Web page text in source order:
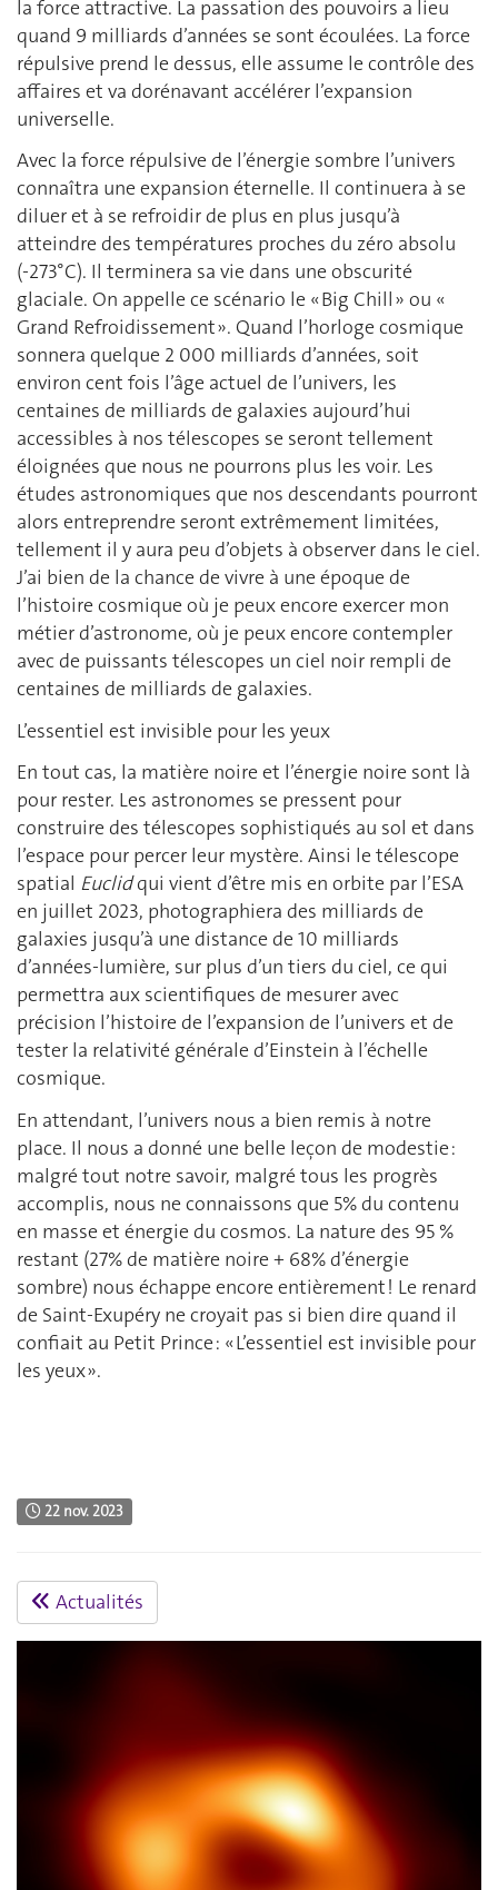
la force attractive. La passation des pouvoirs a lieu
quand 9 milliards d’années se sont écoulées. La force
répulsive prend le dessus, elle assume le contrôle des
affaires et va dorénavant accélérer l’expansion
universelle.
Avec la force répulsive de l’énergie sombre l’univers
connaîtra une expansion éternelle. Il continuera à se
diluer et à se refroidir de plus en plus jusqu’à
atteindre des températures proches du zéro absolu
(-273°C). Il terminera sa vie dans une obscurité
glaciale. On appelle ce scénario le « Big Chill » ou «
Grand Refroidissement ». Quand l’horloge cosmique
sonnera quelque 2 000 milliards d’années, soit
environ cent fois l’âge actuel de l’univers, les
centaines de milliards de galaxies aujourd’hui
accessibles à nos télescopes se seront tellement
éloignées que nous ne pourrons plus les voir. Les
études astronomiques que nos descendants pourront
alors entreprendre seront extrêmement limitées,
tellement il y aura peu d’objets à observer dans le ciel.
J’ai bien de la chance de vivre à une époque de
l’histoire cosmique où je peux encore exercer mon
métier d’astronome, où je peux encore contempler
avec de puissants télescopes un ciel noir rempli de
centaines de milliards de galaxies.
L’essentiel est invisible pour les yeux
En tout cas, la matière noire et l’énergie noire sont là
pour rester. Les astronomes se pressent pour
construire des télescopes sophistiqués au sol et dans
l’espace pour percer leur mystère. Ainsi le télescope
spatial Euclidqui vient d’être mis en orbite par l’ESA
en juillet 2023, photographiera des milliards de
galaxies jusqu’à une distance de 10 milliards
d’années-lumière, sur plus d’un tiers du ciel, ce qui
permettra aux scientifiques de mesurer avec
précision l’histoire de l’expansion de l’univers et de
tester la relativité générale d’Einstein à l’échelle
cosmique.
En attendant, l’univers nous a bien remis à notre
place. Il nous a donné une belle leçon de modestie :
malgré tout notre savoir, malgré tous les progrès
accomplis, nous ne connaissons que 5% du contenu
en masse et énergie du cosmos. La nature des 95 %
restant (27% de matière noire + 68% d’énergie
sombre) nous échappe encore entièrement ! Le renard
de Saint-Exupéry ne croyait pas si bien dire quand il
confiait au Petit Prince : « L’essentiel est invisible pour
les yeux ».
22 nov. 2023
Actualités